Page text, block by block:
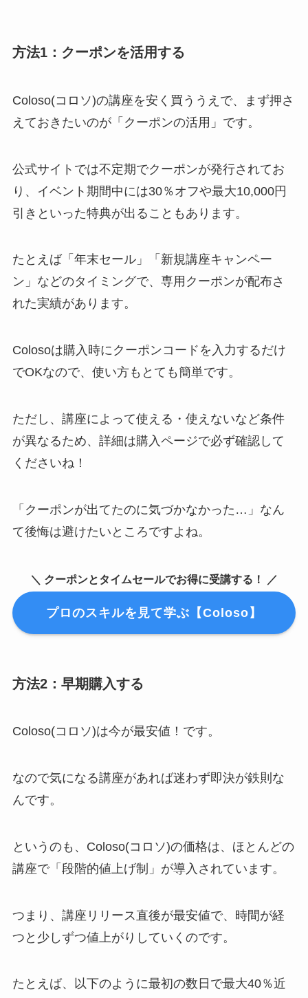
方法1：クーポンを活用する
Coloso(コロソ)の講座を安く買ううえで、まず押さ
えておきたいのが「クーポンの活用」です。
公式サイトでは不定期でクーポンが発行されてお
り、イベント期間中には30％オフや最大10,000円
引きといった特典が出ることもあります。
たとえば「年末セール」「新規講座キャンペー
ン」などのタイミングで、専用クーポンが配布さ
れた実績があります。
Colosoは購入時にクーポンコードを入力するだけ
でOKなので、使い方もとても簡単です。
ただし、講座によって使える・使えないなど条件
が異なるため、詳細は購入ページで必ず確認して
くださいね！
「クーポンが出てたのに気づかなかった…」なん
て後悔は避けたいところですよね。
＼ クーポンとタイムセールでお得に受講する！ ／
プロのスキルを見て学ぶ【Coloso】
方法2：早期購入する
Coloso(コロソ)は今が最安値！です。
なので気になる講座があれば迷わず即決が鉄則な
んです。
というのも、Coloso(コロソ)の価格は、ほとんどの
講座で「段階的値上げ制」が導入されています。
つまり、講座リリース直後が最安値で、時間が経
つと少しずつ値上がりしていくのです。
たとえば、以下のように最初の数日で最大40％近